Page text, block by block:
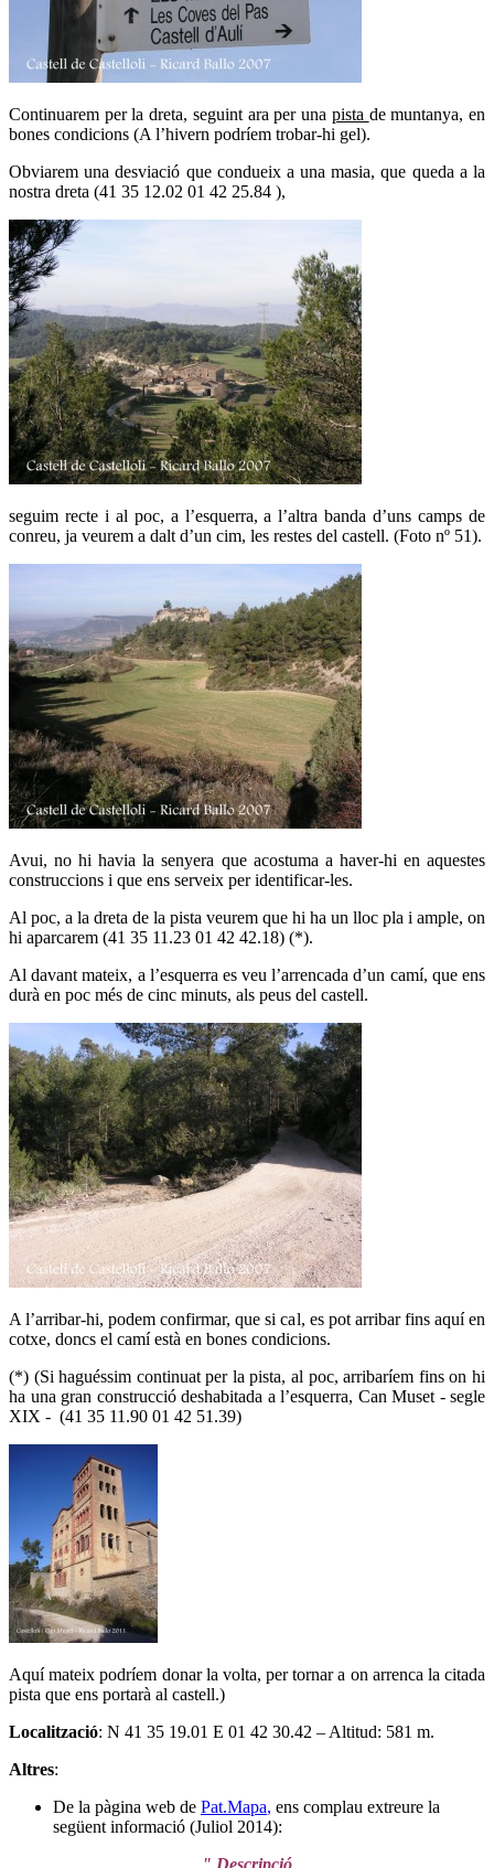
Continuarem per la dreta, seguint ara per una pista de muntanya, en
bones condicions (A l’hivern podríem trobar-hi gel).
Obviarem una desviació que condueix a una masia, que queda a la
nostra dreta (41 35 12.02 01 42 25.84 ),
seguim recte i al poc, a l’esquerra, a l’altra banda d’uns camps de
conreu, ja veurem a dalt d’un cim, les restes del castell. (Foto nº 51).
Avui, no hi havia la senyera que acostuma a haver-hi en aquestes
construccions i que ens serveix per identificar-les.
Al poc, a la dreta de la pista veurem que hi ha un lloc pla i ample, on
hi aparcarem (41 35 11.23 01 42 42.18) (*).
Al davant mateix, a l’esquerra es veu l’arrencada d’un camí, que ens
durà en poc més de cinc minuts, als peus del castell.
A l’arribar-hi, podem confirmar, que si cal, es pot arribar fins aquí en
cotxe, doncs el camí està en bones condicions.
(*) (Si haguéssim continuat per la pista, al poc, arribaríem fins on hi
ha una gran construcció deshabitada a l’esquerra, Can Muset - segle
XIX - (41 35 11.90 01 42 51.39)
Aquí mateix podríem donar la volta, per tornar a on arrenca la citada
pista que ens portarà al castell.)
Localització: N 41 35 19.01 E 01 42 30.42 – Altitud: 581 m.
Altres:
De la pàgina web de Pat.Mapa, ens complau extreure la
següent informació (Juliol 2014):
" Descripció